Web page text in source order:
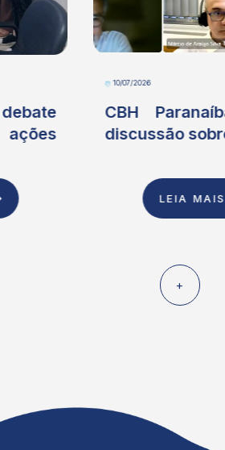
CBH Paranaíba-DF
discussão sobre [...]
LEIA MAIS
+